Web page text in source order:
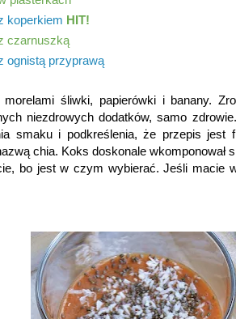
koperkiem HIT!
czarnuszką
ognistą przyprawą
morelami śliwki, papierówki i banany.
niezdrowych dodatków, samo
smaku i podkreślenia, że przepis jest
chia. Koks doskonale wkomponował
bo jest w czym wybierać. Jeśli macie